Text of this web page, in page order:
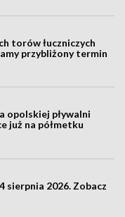
torów łuczniczych
przybliżony termin
opolskiej pływalni
już na półmetku
sierpnia 2026. Zobacz